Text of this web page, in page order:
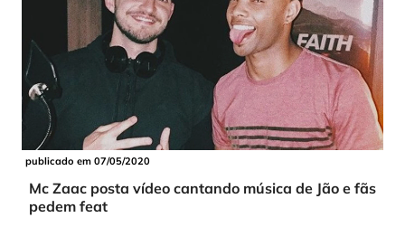
publicado em 07/05/2020
Mc Zaac posta vídeo cantando música de Jão e fãs
pedem feat